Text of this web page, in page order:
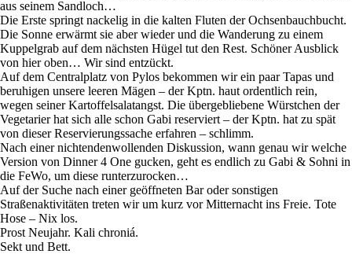
aus seinem Sandloch…
Die Erste springt nackelig in die kalten Fluten der Ochsenbauchbucht.
Die Sonne erwärmt sie aber wieder und die Wanderung zu einem
Kuppelgrab auf dem nächsten Hügel tut den Rest. Schöner Ausblick
von hier oben… Wir sind entzückt.
Auf dem Centralplatz von Pylos bekommen wir ein paar Tapas und
beruhigen unsere leeren Mägen – der Kptn. haut ordentlich rein,
wegen seiner Kartoffelsalatangst. Die übergebliebene Würstchen der
Vegetarier hat sich alle schon Gabi reserviert – der Kptn. hat zu spät
von dieser Reservierungssache erfahren – schlimm.
Nach einer nichtendenwollenden Diskussion, wann genau wir welche
Version von Dinner 4 One gucken, geht es endlich zu Gabi & Sohni in
die FeWo, um diese runterzurocken…
Auf der Suche nach einer geöffneten Bar oder sonstigen
Straßenaktivitäten treten wir um kurz vor Mitternacht ins Freie. Tote
Hose – Nix los.
Prost Neujahr. Kali chroniá.
Sekt und Bett.